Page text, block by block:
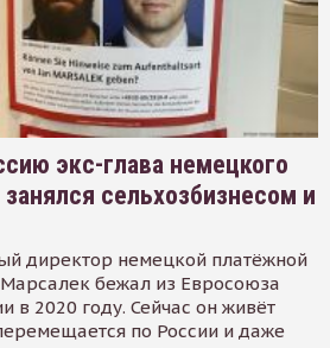
экс-глава немецкого
сельхозбизнесом и
директор немецкой платёжной
бежал из Евросоюза
в 2020 году. Сейчас он живёт
по России и даже